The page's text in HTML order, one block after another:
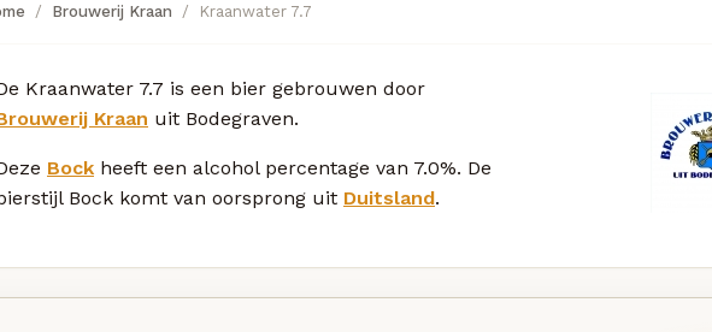
Brouwerij Kraan Kraanwater 7.7
Kraanwater 7.7 is een bier gebrouwen door
Kraan uit Bodegraven.
Bock heeft een alcohol percentage van 7.0%. De
Bock komt van oorsprong uit Duitsland.